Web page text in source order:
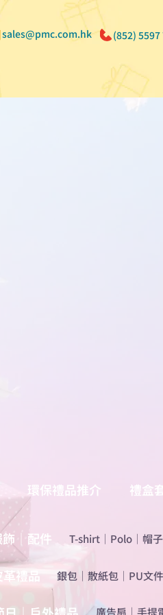
sales@pmc.com.hk (852) 5597
環保禮品推介 禮盒
｜配件 T-shirt ｜ Polo ｜ 帽子
革禮品 ​銀包 ｜ 散紙包 ｜ PU文
​廣告扇 ｜ 手提